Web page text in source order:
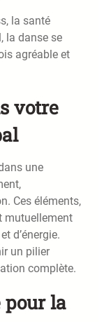
la santé
la danse se
agréable et
votre
une
Ces éléments,
mutuellement
d’énergie.
un pilier
complète.
pour la